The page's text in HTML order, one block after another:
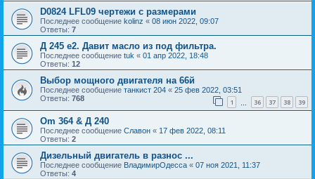
D0824 LFL09 чертежи с размерами
Последнее сообщение kolinz « 08 июн 2022, 09:07
Ответы: 7
Д 245 е2. Давит масло из под фильтра.
Последнее сообщение tuk « 01 апр 2022, 18:48
Ответы: 12
Выбор мощного двигателя на 66й
Последнее сообщение танкист 204 « 25 фев 2022, 03:51
Ответы: 768 1 36 37 38 39
Om 364 & Д 240
Последнее сообщение Славон « 17 фев 2022, 08:11
Ответы: 2
Дизельный двигатель в разнос ...
Последнее сообщение ВладимирОдесса « 07 ноя 2021, 11:37
Ответы: 4